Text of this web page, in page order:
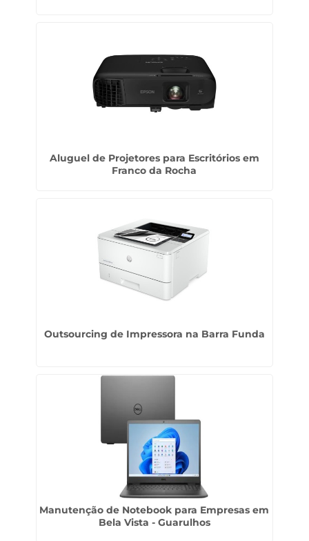
Aluguel de Projetores para Escritórios em
Franco da Rocha
Outsourcing de Impressora na Barra Funda
Manutenção de Notebook para Empresas em
Bela Vista - Guarulhos